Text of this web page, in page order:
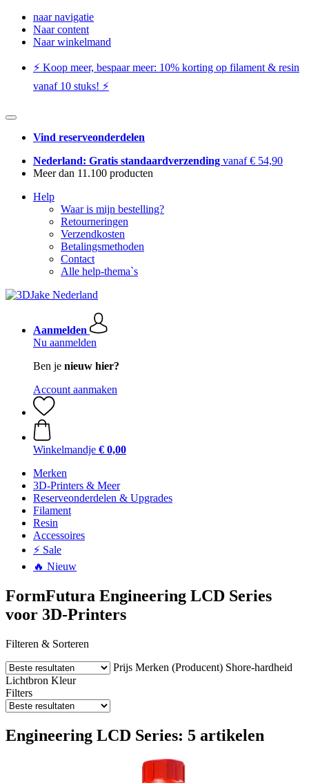
naar navigatie
Naar content
Naar winkelmand
⚡️ Koop meer, bespaar meer: ​​10% korting op filament & resin
vanaf 10 stuks! ⚡️
Vind reserveonderdelen
Nederland: Gratis standaardverzending vanaf € 54,90
Meer dan 11.100 producten
Help
Waar is mijn bestelling?
Retourneringen
Verzendkosten
Betalingsmethoden
Contact
Alle help-thema`s
Aanmelden
Nu aanmelden
Ben je nieuw hier?
Account aanmaken
Winkelmandje € 0,00
Merken
3D-Printers & Meer
Reserveonderdelen & Upgrades
Filament
Resin
Accessoires
⚡ Sale
🔥 Nieuw
FormFutura Engineering LCD Series
voor 3D-Printers
Filteren & Sorteren
Prijs Merken (Producent) Shore-hardheid
Lichtbron Kleur
Filters
Engineering LCD Series: 5 artikelen